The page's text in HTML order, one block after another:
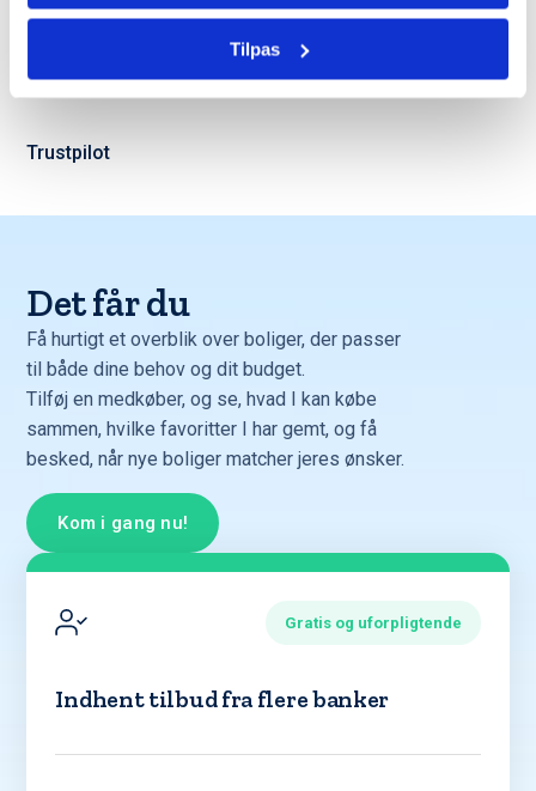
Tilpas
Trustpilot
Det får du
Få hurtigt et overblik over boliger, der passer
til både dine behov og dit budget.
Tilføj en medkøber, og se, hvad I kan købe
sammen, hvilke favoritter I har gemt, og få
besked, når nye boliger matcher jeres ønsker.
Kom i gang nu!
Gratis og uforpligtende
Indhent tilbud fra flere banker